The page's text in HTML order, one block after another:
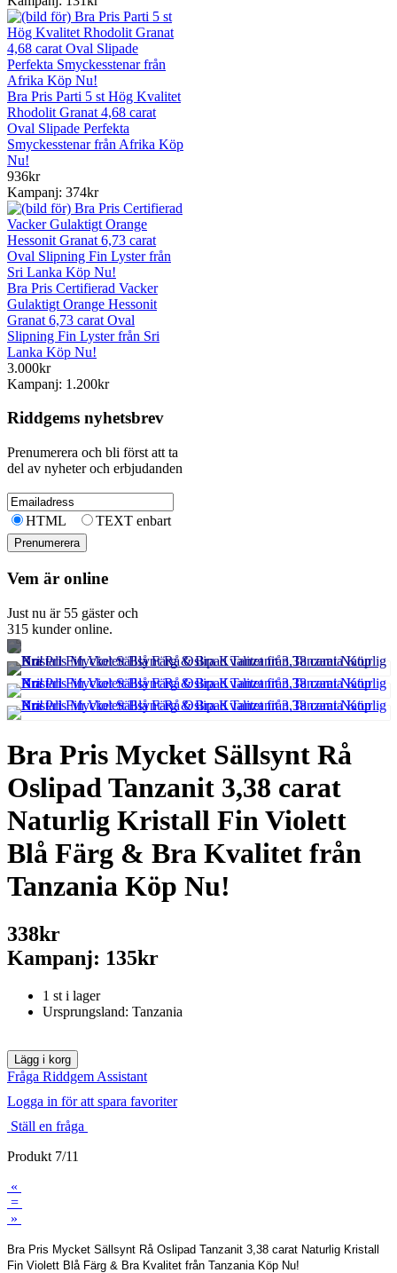
Bra Pris Parti 5 st Hög Kvalitet
Rhodolit Granat 4,68 carat
Oval Slipade Perfekta
Smyckesstenar från Afrika Köp
Nu!
936kr
Kampanj: 374kr
Bra Pris Certifierad Vacker
Gulaktigt Orange Hessonit
Granat 6,73 carat Oval
Slipning Fin Lyster från Sri
Lanka Köp Nu!
3.000kr
Kampanj: 1.200kr
Riddgems nyhetsbrev
Prenumerera och bli först att ta
del av nyheter och erbjudanden
HTML TEXT enbart
Vem är online
Just nu är 55 gäster och
315 kunder online.
Bra Pris Mycket Sällsynt Rå
Oslipad Tanzanit 3,38 carat
Naturlig Kristall Fin Violett
Blå Färg & Bra Kvalitet från
Tanzania Köp Nu!
338kr
Kampanj: 135kr
1 st i lager
Ursprungsland: Tanzania
Fråga Riddgem Assistant
Logga in för att spara favoriter
Ställ en fråga
Produkt 7/11
«
=
»
Bra Pris Mycket Sällsynt Rå Oslipad Tanzanit 3,38 carat Naturlig Kristall
Fin Violett Blå Färg & Bra Kvalitet från Tanzania Köp Nu!